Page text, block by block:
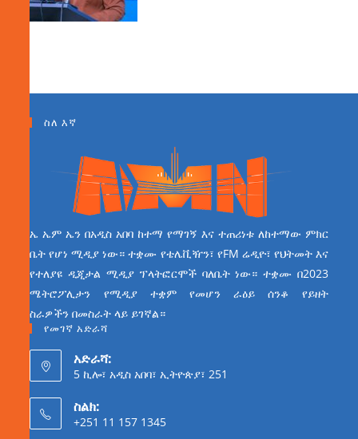
ስለ እኛ
ኤ ኤም ኤን በአዲስ አበባ ከተማ የማገኝ እና ተጠሪነቱ ለከተማው ምክር
ቤት የሆነ ሚዲያ ነው። ተቋሙ የቴሌቪዥን፣ የFM ሬዲዮ፣ የህትመት እና
የተለያዩ ዲጂታል ሚዲያ ፕላትፎርሞች ባለቤት ነው። ተቋሙ በ2023
ሜትሮፖሊታን የሚዲያ ተቋም የመሆን ራዕይ ሰንቆ የይዘት
ስራዎችን በመስራት ላይ ይገኛል።
የመገኛ አድራሻ
አድራሻ:
5 ኪሎ፣ አዲስ አበባ፣ ኢትዮጵያ፣ 251
ስልክ:
+251 11 157 1345